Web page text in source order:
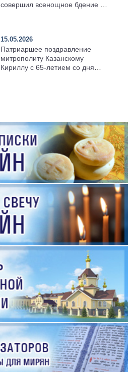
совершил всенощное бдение в
15.05.2026
Патриаршее поздравление
митрополиту Казанскому
Кириллу с 65-летием со дня